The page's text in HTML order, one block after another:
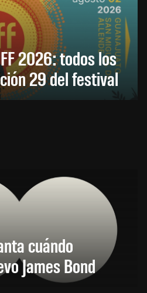
2026: todos los
29 del festival
cuándo
James Bond